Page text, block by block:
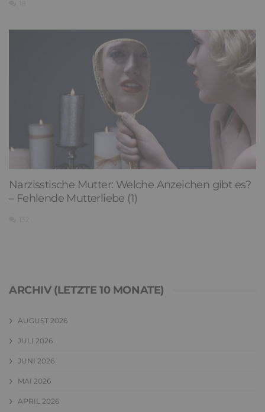
Narzisstische Mutter: Welche Anzeichen gibt es?
– Fehlende Mutterliebe (1)
ARCHIV (LETZTE 10 MONATE)
AUGUST 2026
JULI 2026
JUNI 2026
MAI 2026
APRIL 2026